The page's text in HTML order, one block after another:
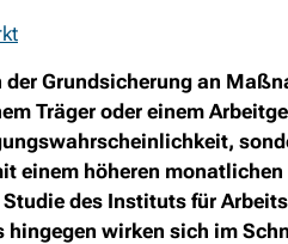
Grundsicherung an
Träger oder einem
einem höheren
des Instituts für
hingegen wirken sich im